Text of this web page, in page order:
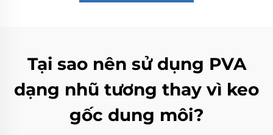
Tại sao nên sử dụng PVA
dạng nhũ tương thay vì keo
gốc dung môi?